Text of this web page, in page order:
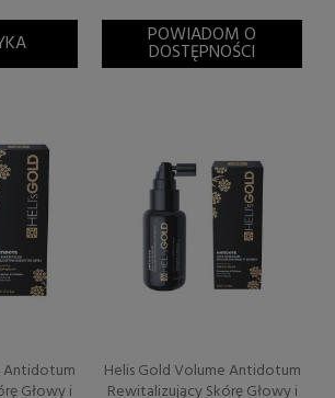
POWIADOM O
DOSTĘPNOŚCI
Antidotum
Głowy i
Helis Gold Volume Antidotum
Rewitalizujący Skórę Głowy i